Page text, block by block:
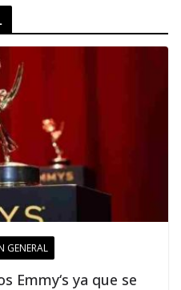
GENERAL
Emmy‘s ya que se